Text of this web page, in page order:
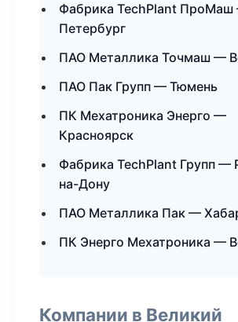
Фабрика TechPlant
Петербург
ПАО Металлика Точмаш —
ПАО Пак Групп — Тюмень
ПК Мехатроника Энерго —
Красноярск
Фабрика TechPlant Групп —
на-Дону
ПАО Металлика Пак —
ПК Энерго Мехатроника —
Компании в Великий